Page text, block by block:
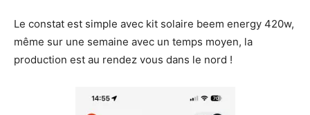
Le constat est simple avec kit solaire beem energy 420w,
même sur une semaine avec un temps moyen, la
production est au rendez vous dans le nord !